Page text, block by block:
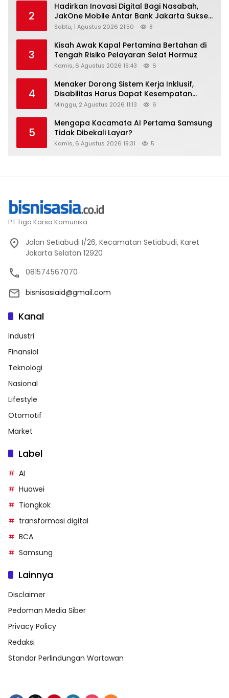
2
Hadirkan Inovasi Digital Bagi Nasabah,
JakOne Mobile Antar Bank Jakarta Sukses
Raih Digital Excellence Awards 2026
Sabtu, 1 Agustus 2026 21:50 8
3
Kisah Awak Kapal Pertamina Bertahan di
Tengah Risiko Pelayaran Selat Hormuz
Kamis, 6 Agustus 2026 19:43 6
4
Menaker Dorong Sistem Kerja Inklusif,
Disabilitas Harus Dapat Kesempatan
Setara
Minggu, 2 Agustus 2026 11:13 6
5
Mengapa Kacamata AI Pertama Samsung
Tidak Dibekali Layar?
Kamis, 6 Agustus 2026 19:31 5
PT Tiga Karsa Komunika.
Jalan Setiabudi I/26, Kecamatan Setiabudi, Karet
Jakarta Selatan 12920
081574567070
bisnisasiaid@gmail.com
Kanal
Industri
Finansial
Teknologi
Nasional
Lifestyle
Otomotif
Market
Label
AI
Huawei
Tiongkok
transformasi digital
BCA
Samsung
Lainnya
Disclaimer
Pedoman Media Siber
Privacy Policy
Redaksi
Standar Perlindungan Wartawan